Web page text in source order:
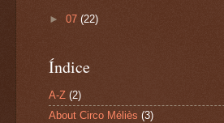
► 07 (22)
Índice
A-Z (2)
About Circo Méliès (3)